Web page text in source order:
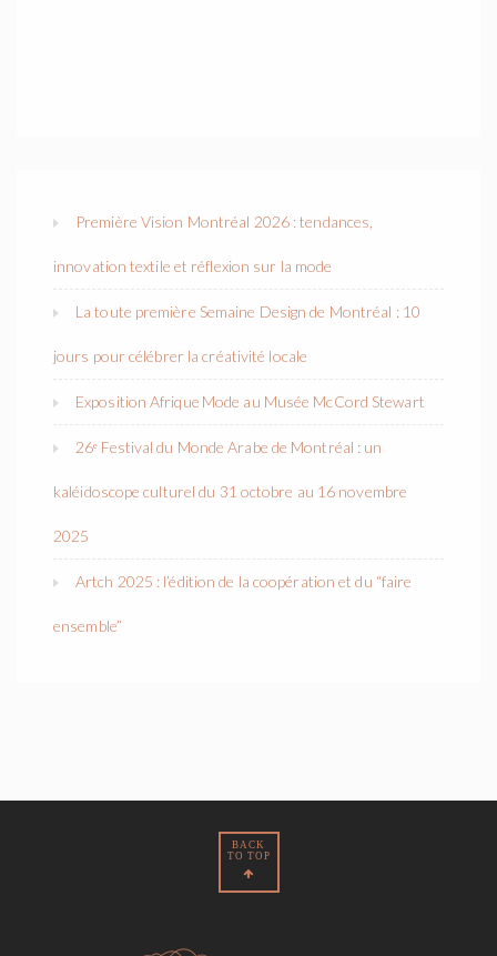
Première Vision Montréal 2026 : tendances,
innovation textile et réflexion sur la mode
La toute première Semaine Design de Montréal : 10
jours pour célébrer la créativité locale
Exposition Afrique Mode au Musée McCord Stewart
26ᵉ Festival du Monde Arabe de Montréal : un
kaléidoscope culturel du 31 octobre au 16 novembre
2025
Artch 2025 : l’édition de la coopération et du “faire
ensemble”
BACK
TO TOP